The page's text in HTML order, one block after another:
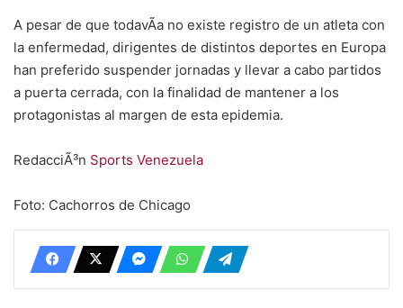
A pesar de que todavÃ­a no existe registro de un atleta con
la enfermedad, dirigentes de distintos deportes en Europa
han preferido suspender jornadas y llevar a cabo partidos
a puerta cerrada, con la finalidad de mantener a los
protagonistas al margen de esta epidemia.
RedacciÃ³n Sports Venezuela
Foto: Cachorros de Chicago